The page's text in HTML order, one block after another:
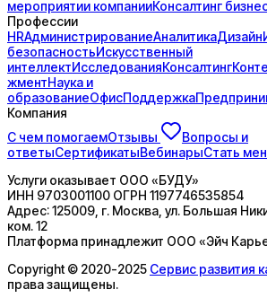
мероприятии компанииКонсалтинг
Профессии
HRАдминистрированиеАналитикаДизайн
безопасностьИскусственный
интеллектИсследованияКонсалтинг
жментНаука и
образованиеОфисПоддержка
Компания
С чем помогаемОтзывы
Вопросы и
ответыСертификатыВебинарыСтать
Услуги оказывает ООО «БУДУ»
ИНН 9703001100 ОГРН 1197746535854
Адрес:125009, г. Москва, ул. Большая
ком. 12
Платформа принадлежит ООО «Эйч
Copyright © 2020-2025 Сервис развития
права защищены.